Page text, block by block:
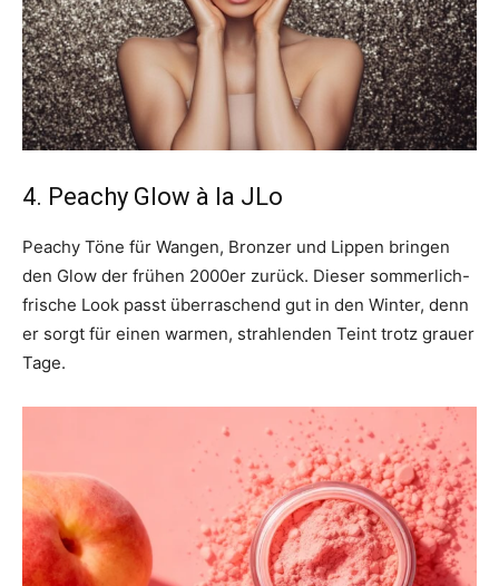
4. Peachy Glow à la JLo
Peachy Töne für Wangen, Bronzer und Lippen bringen
den Glow der frühen 2000er zurück. Dieser sommerlich-
frische Look passt überraschend gut in den Winter, denn
er sorgt für einen warmen, strahlenden Teint trotz grauer
Tage.